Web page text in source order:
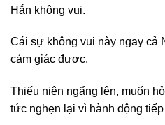
Hắn không vui.
Cái sự không vui này ngay cả
cảm giác được.
Thiếu niên ngẩng lên, muốn
tức nghẹn lại vì hành động